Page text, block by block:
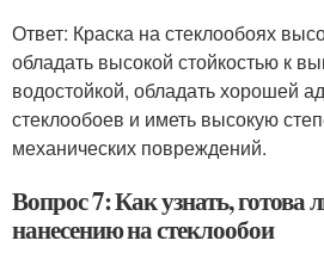
Ответ: Краска на стеклообоях
обладать высокой стойкостью к
водостойкой, обладать хорошей
стеклообоев и иметь высокую
механических повреждений.
Вопрос 7: Как узнать, готова
нанесению на стеклообои